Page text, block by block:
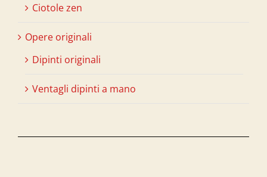
Ciotole zen
Opere originali
Dipinti originali
Ventagli dipinti a mano